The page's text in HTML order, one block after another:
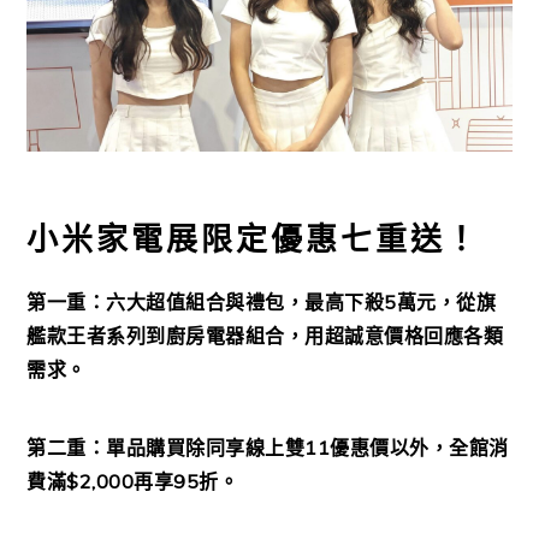
小米家電展限定優惠七重送！
第一重：六大超值組合與禮包，最高下殺5萬元，從旗
艦款王者系列到廚房電器組合，用超誠意價格回應各類
需求。
第二重：單品購買除同享線上雙11優惠價以外，全館消
費滿$2,000再享95折。